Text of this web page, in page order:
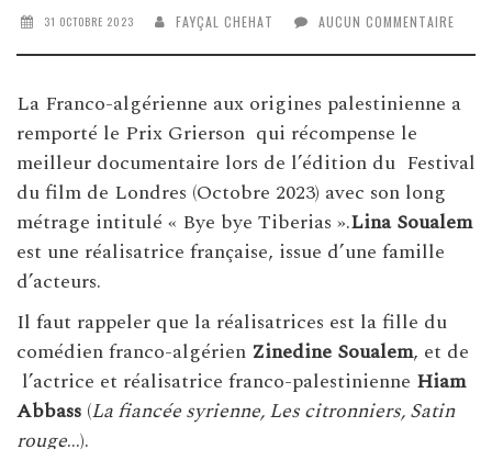
31 OCTOBRE 2023 FAYÇAL CHEHAT AUCUN COMMENTAIRE
La Franco-algérienne aux origines palestinienne a
remporté le Prix Grierson qui récompense le
meilleur documentaire lors de l’édition du Festival
du film de Londres (Octobre 2023) avec son long
métrage intitulé « Bye bye Tiberias ».Lina Soualem
est une réalisatrice française, issue d’une famille
d’acteurs.
Il faut rappeler que la réalisatrices est la fille du
comédien franco-algérien Zinedine Soualem, et de
l’actrice et réalisatrice franco-palestinienne Hiam
Abbass (La fiancée syrienne, Les citronniers, Satin
rouge…).